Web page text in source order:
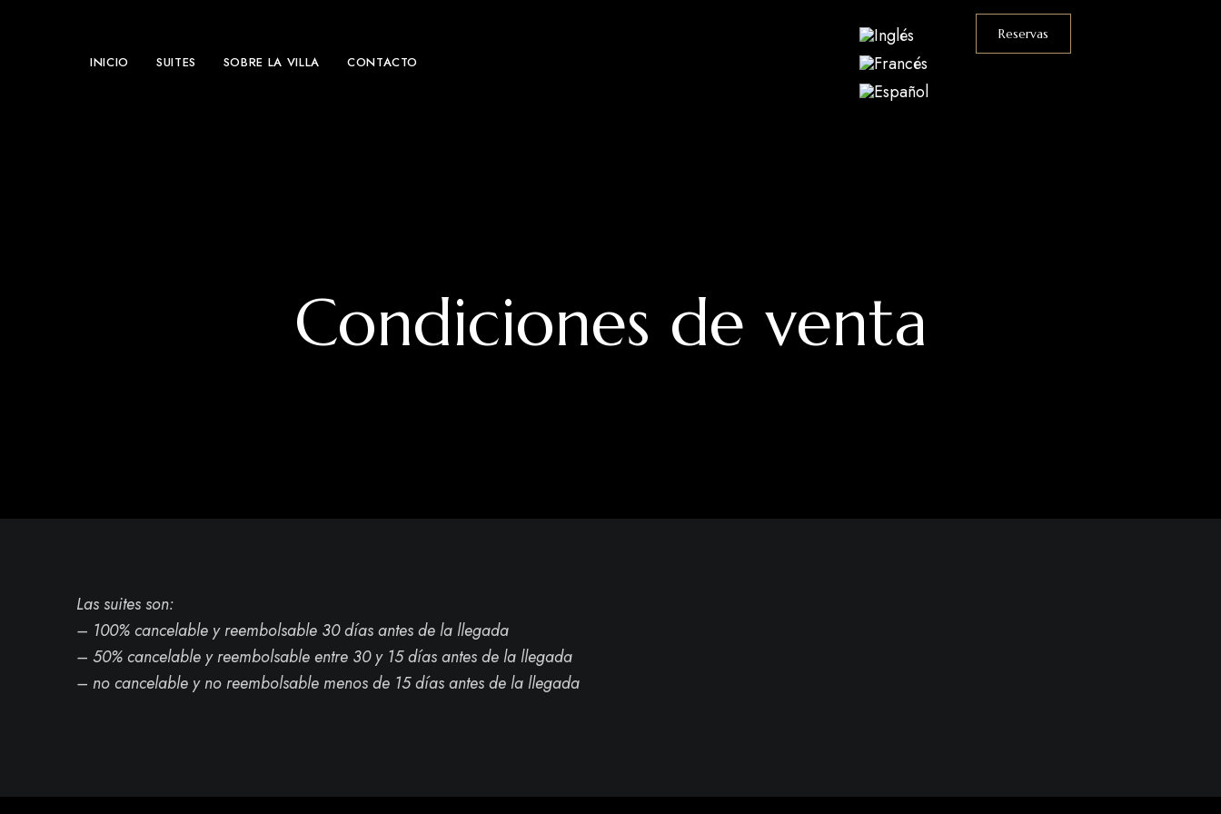
INICIO SUITES SOBRE LA VILLA CONTACTO
Reservas
Condiciones de venta
Las suites son:
– 100% cancelable y reembolsable 30 días antes de la llegada
– 50% cancelable y reembolsable entre 30 y 15 días antes de la llegada
– no cancelable y no reembolsable menos de 15 días antes de la llegada